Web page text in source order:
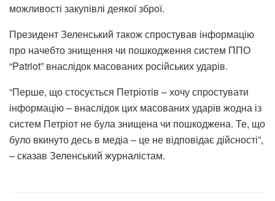
можливості закупівлі деякої зброї.
Президент Зеленський також спростував інформацію
про начебто знищення чи пошкодження систем ППО
“Patriot” внаслідок масованих російських ударів.
“Перше, що стосується Петріотів – хочу спростувати
інформацію – внаслідок цих масованих ударів жодна із
систем Петріот не була знищена чи пошкоджена. Те, що
було вкинуто десь в медіа – це не відповідає дійсності”,
– сказав Зеленський журналістам.